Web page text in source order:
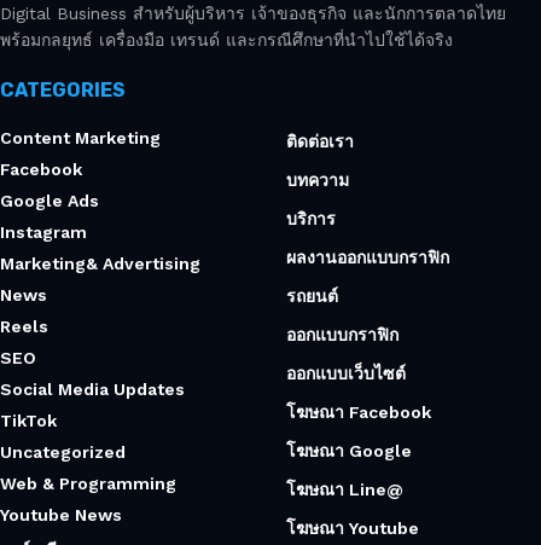
Digital Business สำหรับผู้บริหาร เจ้าของธุรกิจ และนักการตลาดไทย
พร้อมกลยุทธ์ เครื่องมือ เทรนด์ และกรณีศึกษาที่นำไปใช้ได้จริง
CATEGORIES
Content Marketing
Facebook
Google Ads
Instagram
Marketing& Advertising
News
Reels
SEO
Social Media Updates
TikTok
Uncategorized
Web & Programming
Youtube News
ติดต่อเรา
บทความ
บริการ
ผลงานออกแบบกราฟิก
รถยนต์
ออกแบบกราฟิก
ออกแบบเว็บไซต์
โฆษณา Facebook
โฆษณา Google
โฆษณา Line@
โฆษณา Youtube